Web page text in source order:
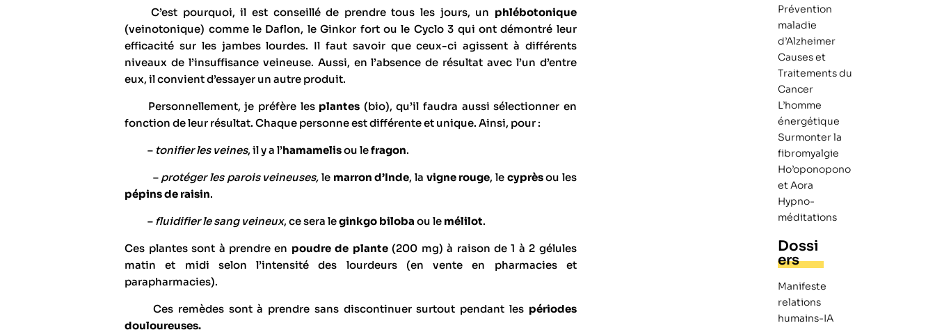
C’est pourquoi, il est conseillé de prendre tous les jours, un phlébotonique
(veinotonique) comme le Daflon, le Ginkor fort ou le Cyclo 3 qui ont démontré leur
efficacité sur les jambes lourdes. Il faut savoir que ceux-ci agissent à différents
niveaux de l’insuffisance veineuse. Aussi, en l’absence de résultat avec l’un d’entre
eux, il convient d’essayer un autre produit.
Personnellement, je préfère les plantes (bio), qu’il faudra aussi sélectionner en
fonction de leur résultat. Chaque personne est différente et unique. Ainsi, pour :
– tonifier les veines, il y a l’hamamelisou lefragon.
– protéger les parois veineuses, le marron d’Inde, la vigne rouge, le cyprèsou les
pépins de raisin.
– fluidifier le sang veineux, ce sera leginkgo biloba ou le mélilot.
Ces plantes sont à prendre en poudre de plante(200 mg) à raison de 1 à 2 gélules
matin et midi selon l’intensité des lourdeurs (en vente en pharmacies et
parapharmacies).
Ces remèdes sont à prendre sans discontinuer surtout pendant les périodes
douloureuses.
Prévention
maladie
d’Alzheimer
Causes et
Traitements du
Cancer
L’homme
énergétique
Surmonter la
fibromyalgie
Ho’oponopono
et Aora
Hypno-
méditations
Dossi
ers
Manifeste
relations
humains-IA